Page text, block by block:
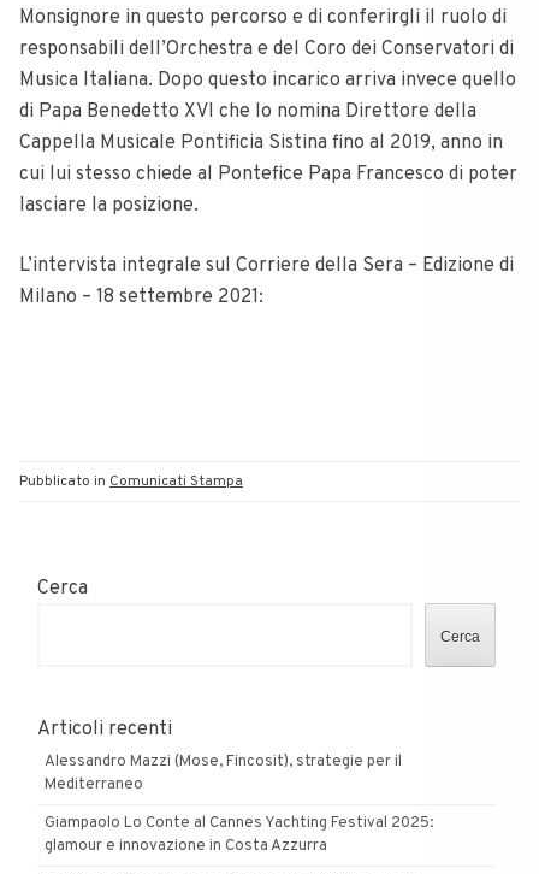
Monsignore in questo percorso e di conferirgli il ruolo di
responsabili dell’Orchestra e del Coro dei Conservatori di
Musica Italiana. Dopo questo incarico arriva invece quello
di Papa Benedetto XVI che lo nomina Direttore della
Cappella Musicale Pontificia Sistina fino al 2019, anno in
cui lui stesso chiede al Pontefice Papa Francesco di poter
lasciare la posizione.
L’intervista integrale sul Corriere della Sera – Edizione di
Milano – 18 settembre 2021:
Pubblicato in Comunicati Stampa
Cerca
Cerca
Articoli recenti
Alessandro Mazzi (Mose, Fincosit), strategie per il
Mediterraneo
Giampaolo Lo Conte al Cannes Yachting Festival 2025:
glamour e innovazione in Costa Azzurra